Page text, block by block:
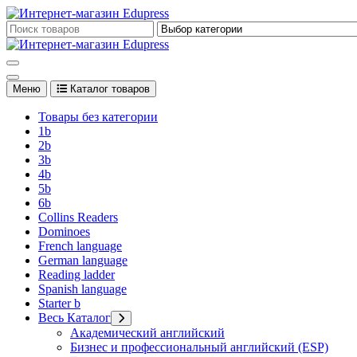
Перейти
к
содержимому
Edupress Uzbekistan, Edupress Узбекистан, книги, учебники на
Меню Каталог товаров
Товары без категории
1b
2b
3b
4b
5b
6b
Collins Readers
Dominoes
French language
German language
Reading ladder
Spanish language
Starter b
Весь Каталог
Академический английский
Бизнес и профессиональный английский (ESP)